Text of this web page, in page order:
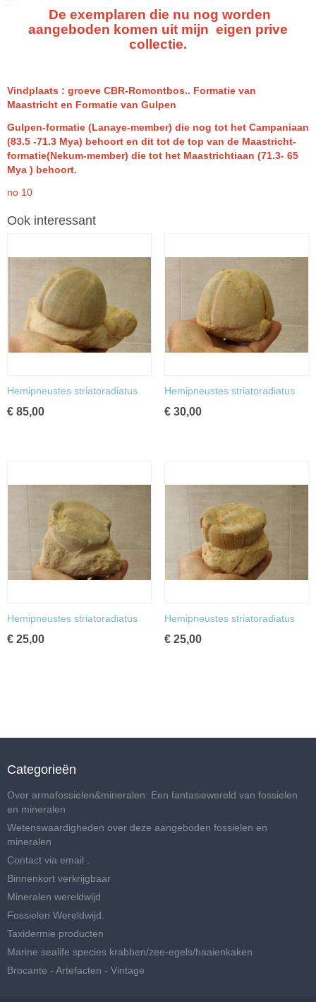
De exemplaren die nu nog worden
aangeboden komen uit mijn eigen prive
collectie.
Vindplaats : groeve CBR-Romontbos.. Formatie van
Maastricht en Formatie van Gulpen
Gulpen-formatie (Lanaye-member) die nog tot het Campaniaan
(83.5 -71.3 Mya) behoort en dit tot de top van de Maastricht-
formatie(Nekum-member) die tot het Maastrichtiaan (71.3- 65
Mya ) behoort.
no 10
Ook interessant
Hemipneustes striatoradiatus
€ 85,00
Hemipneustes striatoradiatus
€ 30,00
Hemipneustes striatoradiatus
€ 25,00
Hemipneustes striatoradiatus
€ 25,00
Categorieën
Over armafossielen&mineralen: Een fantasiewereld van fossielen
en mineralen
Wetenswaardigheden over deze aangeboden fossielen en
mineralen
Contact via email .
Binnenkort verkrijgbaar
Mineralen wereldwijd
Fossielen Wereldwijd.
Taxidermie producten
Marine sealife species krabben/zee-egels/haaienkaken
Brocante - Artefacten - Vintage